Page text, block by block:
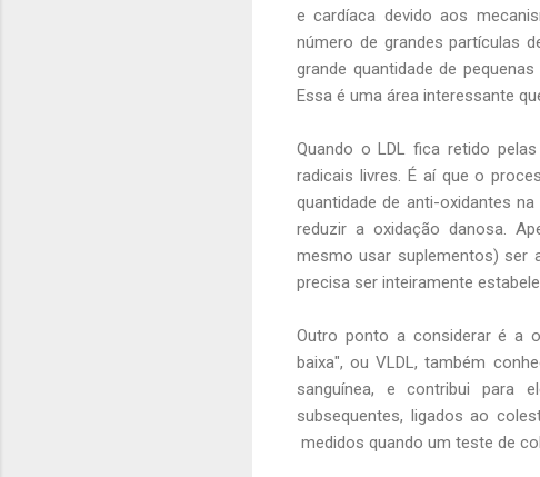
e cardíaca devido aos
número de grandes partículas
grande quantidade de
Essa é uma área interessante
Quando o LDL fica retido
radicais livres. É aí que o
quantidade de anti-oxidantes
reduzir a oxidação danosa.
mesmo usar suplementos) ser
precisa ser inteiramente
Outro ponto a considerar é a
baixa", ou VLDL, também
sanguínea, e contribui para
subsequentes, ligados ao
medidos quando um teste de